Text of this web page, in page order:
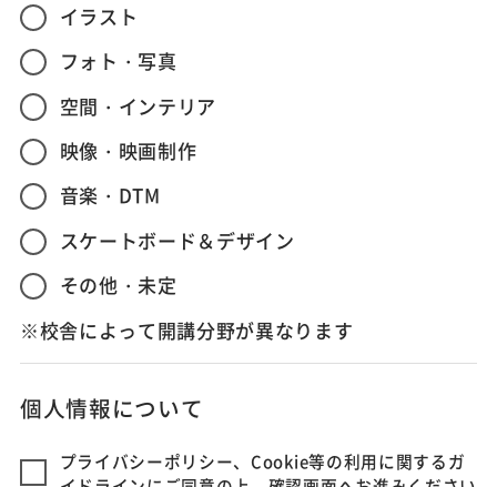
イラスト
フォト・写真
空間・インテリア
映像・映画制作
音楽・DTM
スケートボード＆デザイン
その他・未定
※校舎によって開講分野が異なります
個人情報について
プライバシーポリシー、Cookie等の利用に関するガ